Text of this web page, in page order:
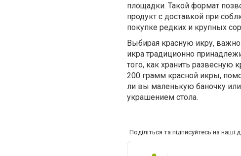
площадки. Такой формат
продукт с доставкой при
покупке редких и крупных
Выбирая красную икру,
икра традиционно
того, как хранить развесную
200 грамм красной икры,
ли вы маленькую баночку
украшением стола.
Поділіться та підписуйтесь на наші